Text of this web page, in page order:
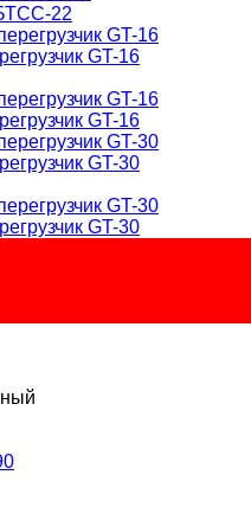
22
GT-16
GT-16
GT-30
GT-30